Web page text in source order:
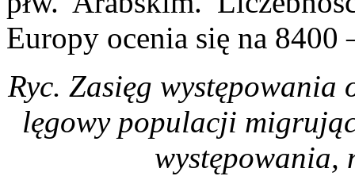
Europy ocenia się na 8400
Ryc. Zasięg występowania
lęgowy populacji
występowania,